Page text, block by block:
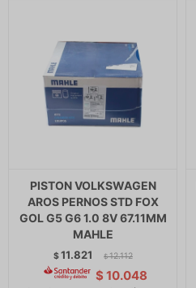
PISTON VOLKSWAGEN
AROS PERNOS STD FOX
GOL G5 G6 1.0 8V 67.11MM
MAHLE
$11.821 $ 12.112
$ 10.048